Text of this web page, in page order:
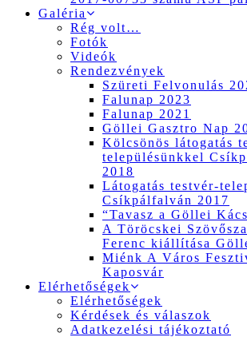
Galéria
Rég volt…
Fotók
Videók
Rendezvények
Szüreti Felvonulás
Falunap 2023
Falunap 2021
Göllei Gasztro Nap
Kölcsönös látogatás
településünkkel
2018
Látogatás testvér-
Csíkpálfalván 2017
“Tavasz a Göllei
A Töröcskei
Ferenc kiállítása
Miénk A Város
Kaposvár
Elérhetőségek
Elérhetőségek
Kérdések és válaszok
Adatkezelési tájékoztató